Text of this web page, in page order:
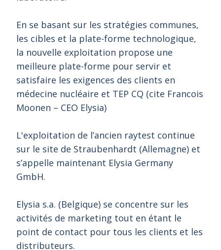
En se basant sur les stratégies communes,
les cibles et la plate-forme technologique,
la nouvelle exploitation propose une
meilleure plate-forme pour servir et
satisfaire les exigences des clients en
médecine nucléaire et TEP CQ (cite Francois
Moonen – CEO Elysia)
L'exploitation de l’ancien raytest continue
sur le site de Straubenhardt (Allemagne) et
s’appelle maintenant Elysia Germany
GmbH.
Elysia s.a. (Belgique) se concentre sur les
activités de marketing tout en étant le
point de contact pour tous les clients et les
distributeurs.